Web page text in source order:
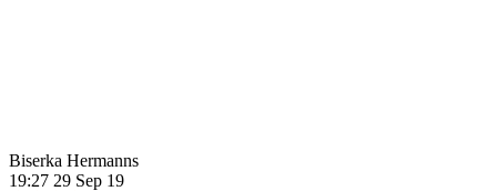
Biserka Hermanns
19:27 29 Sep 19